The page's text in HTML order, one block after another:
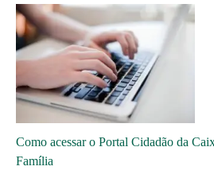
Como acessar o Portal Cidadão da
Família